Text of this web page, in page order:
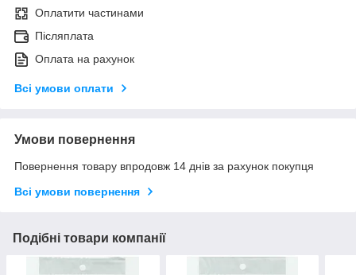
Оплатити частинами
Післяплата
Оплата на рахунок
Всі умови оплати
Умови повернення
Повернення товару впродовж 14 днів за рахунок покупця
Всі умови повернення
Подібні товари компанії